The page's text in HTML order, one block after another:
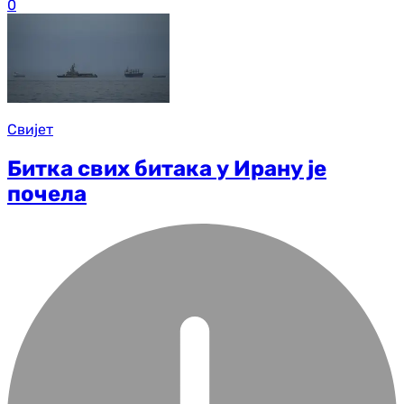
0
Свијет
Битка свих битака у Ирану је
почела